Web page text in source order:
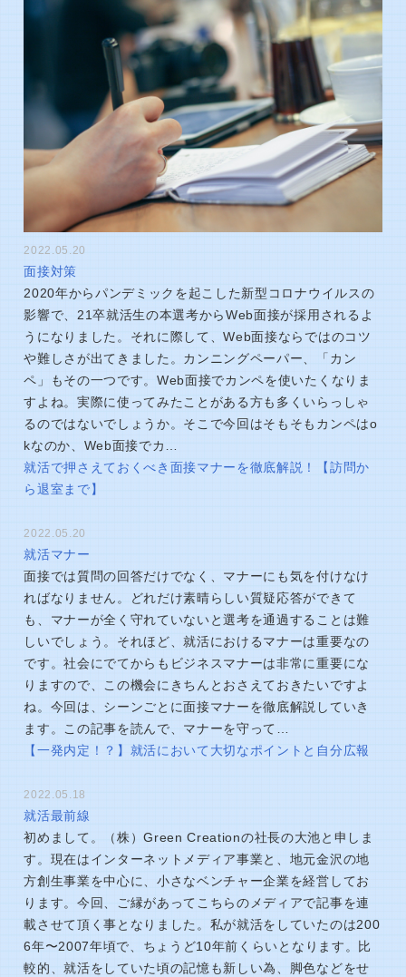
2022.05.20
面接対策
2020年からパンデミックを起こした新型コロナウイルスの
影響で、21卒就活生の本選考からWeb面接が採用されるよ
うになりました。それに際して、Web面接ならではのコツ
や難しさが出てきました。カンニングペーパー、「カン
ペ」もその一つです。Web面接でカンペを使いたくなりま
すよね。実際に使ってみたことがある方も多くいらっしゃ
るのではないでしょうか。そこで今回はそもそもカンペはo
kなのか、Web面接でカ…
就活で押さえておくべき面接マナーを徹底解説！【訪問か
ら退室まで】
2022.05.20
就活マナー
面接では質問の回答だけでなく、マナーにも気を付けなけ
ればなりません。どれだけ素晴らしい質疑応答ができて
も、マナーが全く守れていないと選考を通過することは難
しいでしょう。それほど、就活におけるマナーは重要なの
です。社会にでてからもビジネスマナーは非常に重要にな
りますので、この機会にきちんとおさえておきたいですよ
ね。今回は、シーンごとに面接マナーを徹底解説していき
ます。この記事を読んで、マナーを守って…
【一発内定！？】就活において大切なポイントと自分広報
2022.05.18
就活最前線
初めまして。（株）Green Creationの社長の大池と申しま
す。現在はインターネットメディア事業と、地元金沢の地
方創生事業を中心に、小さなベンチャー企業を経営してお
ります。今回、ご縁があってこちらのメディアで記事を連
載させて頂く事となりました。私が就活をしていたのは200
6年〜2007年頃で、ちょうど10年前くらいとなります。比
較的、就活をしていた頃の記憶も新しい為、脚色などをせ